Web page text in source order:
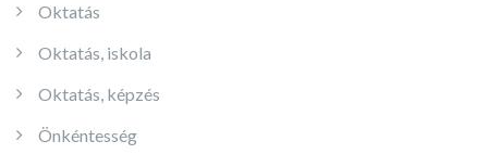
Oktatás
Oktatás, iskola
Oktatás, képzés
Önkéntesség